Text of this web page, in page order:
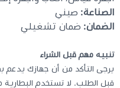
الصناعة:صيني
الضمان:ضمان تشغيلي
تنبيه مهم قبل الشراء
قبل الطلب. لا تستخدم البطارية